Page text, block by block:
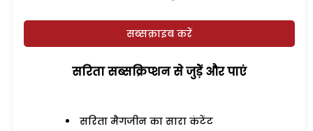
सब्सक्राइब करें
सरिता सब्सक्रिप्शन से जुड़ेें और पाएं
सरिता मैगजीन का सारा कंटेंट